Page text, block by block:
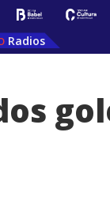
Radios